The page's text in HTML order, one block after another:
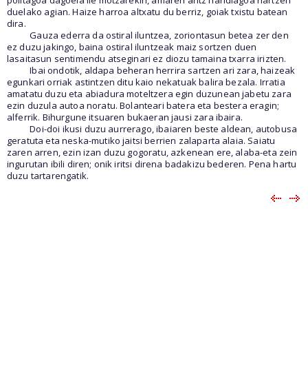
duelako agian. Haize harroa altxatu du berriz, goiak txistu batean
dira.
Gauza ederra da ostiral iluntzea, zoriontasun betea zer den
ez duzu jakingo, baina ostiral iluntzeak maiz sortzen duen
lasaitasun sentimendu atseginari ez diozu tamaina txarra irizten.
Ibai ondotik, aldapa beheran herrira sartzen ari zara, haizeak
egunkari orriak astintzen ditu kaio nekatuak balira bezala. Irratia
amatatu duzu eta abiadura moteltzera egin duzunean jabetu zara
ezin duzula autoa noratu. Bolanteari batera eta bestera eragin;
alferrik. Bihurgune itsuaren bukaeran jausi zara ibaira.
Doi-doi ikusi duzu aurrerago, ibaiaren beste aldean, autobusa
geratuta eta neska-mutiko jaitsi berrien zalaparta alaia. Saiatu
zaren arren, ezin izan duzu gogoratu, azkenean ere, alaba-eta zein
ingurutan ibili diren; onik iritsi direna badakizu bederen. Pena hartu
duzu tartarengatik.